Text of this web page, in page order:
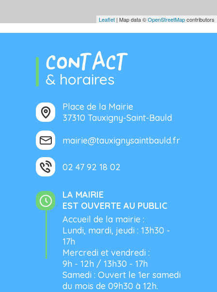
Leaflet | Map data ©OpenStreetMapcontributors
CONTACT
& horaires
Place de la Mairie
37310 Tauxigny-Saint-Bauld
mairie@tauxignysaintbauld.fr
02 47 92 18 02
LA MAIRIE
EST OUVERTE AU PUBLIC
Accueil de la mairie :
Lundi, mardi, jeudi : 13h30 -
17h
Mercredi et vendredi :
9h - 12h / 13h30 - 17h
Samedi : Ouvert le 1er samedi
du mois de 09h30 à 12h.